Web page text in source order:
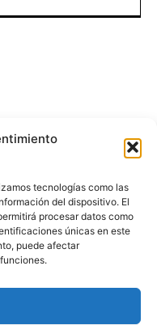
tecnologías como las
del dispositivo. El
procesar datos como
únicas en este
puede afectar